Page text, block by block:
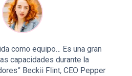
como equipo… Es una gran
capacidades durante la
Beckii Flint, CEO Pepper